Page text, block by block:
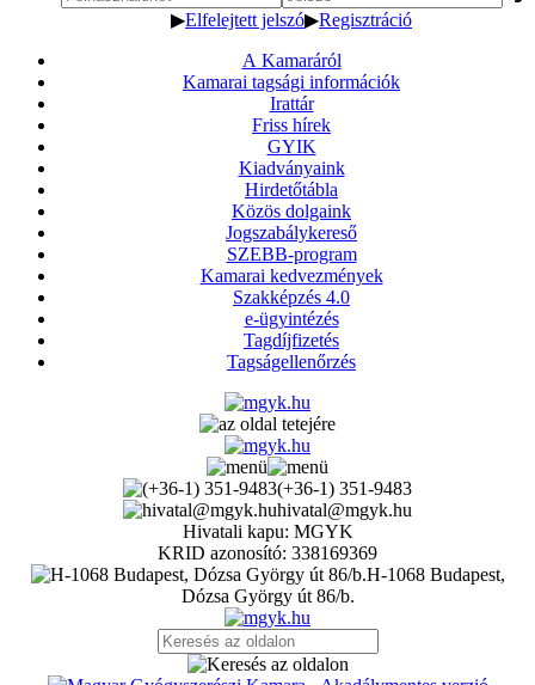
▶Elfelejtett jelszó▶Regisztráció
A Kamaráról
Kamarai tagsági információk
Irattár
Friss hírek
GYIK
Kiadványaink
Hirdetőtábla
Közös dolgaink
Jogszabálykereső
SZEBB-program
Kamarai kedvezmények
Szakképzés 4.0
e-ügyintézés
Tagdíjfizetés
Tagságellenőrzés
(+36-1) 351-9483
hivatal@mgyk.hu
Hivatali kapu: MGYK
KRID azonosító: 338169369
H-1068 Budapest,
Dózsa György út 86/b.